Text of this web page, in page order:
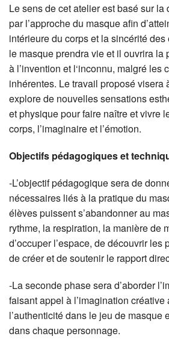
Le sens de cet atelier est basé sur la
par l’approche du masque afin
intérieure du corps et la sincérité des
le masque prendra vie et il ouvrira la
à l’invention et l‘inconnu, malgré les
inhérentes. Le travail proposé visera
explore de nouvelles sensations
et physique pour faire naître et vivre
corps, l’imaginaire et l’émotion.
Objectifs pédagogiques et
-L’objectif pédagogique sera de
nécessaires liés à la pratique du
élèves puissent s’abandonner au
rythme, la respiration, la manière de
d’occuper l’espace, de découvrir les
de créer et de soutenir le rapport
-La seconde phase sera d’aborder
faisant appel à l’imagination créative
l’authenticité dans le jeu de masque
dans chaque personnage.